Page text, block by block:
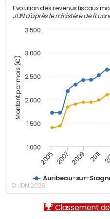
Montant par mois (€)
Evolution des revenus fiscaux
JDN d'après le ministère de
Auribeau-sur-
2005 2007 2009 2011
1 000
1 500
2 000
2 500
3 000
3 500
© JDN 2026
Classement